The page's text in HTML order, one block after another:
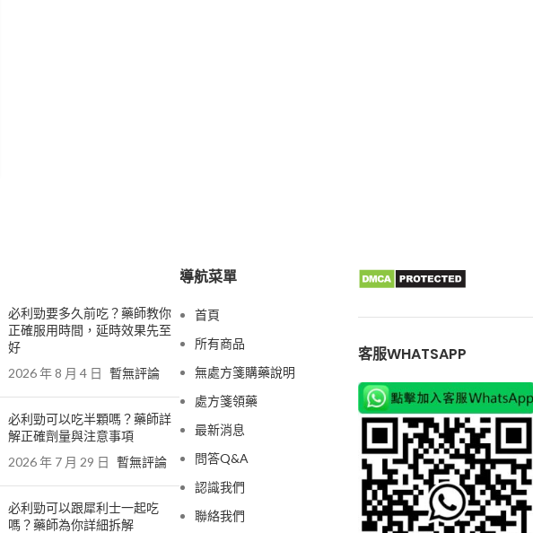
必利勁要多久前吃？藥師教你
正確服用時間，延時效果先至
好
2026 年 8 月 4 日 暫無評論
必利勁可以吃半顆嗎？藥師詳
解正確劑量與注意事項
2026 年 7 月 29 日 暫無評論
必利勁可以跟犀利士一起吃
嗎？藥師為你詳細拆解
導航菜單
首頁
所有商品
無處方箋購藥說明
處方箋領藥
最新消息
問答Q&A
認識我們
聯絡我們
客服WHATSAPP